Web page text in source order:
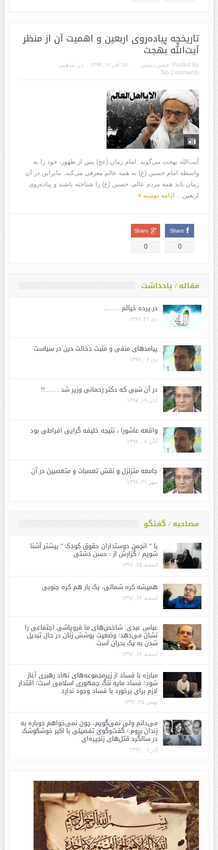
تاریخچه پیاده‌روی اربعین و اهمیت آن از منظر
آیت‌الله بهجت
Posted By: حسن دشتی on: آذر ۱۲, ۱۳۹۴ در: مذهبی
No Comments
آیت‌الله بهجت می‌گوید: امام زمان (عج) پس از ظهور، خود را به
واسطه امام حسین (ع) به همه عالم معرفی می‌کند، بنابراین در آن
زمان باید همه مردم عالم، حسین (ع) را شناخته باشند و پیاده‌روی
اربعین... ادامه نوشته
Share
0
Share
0
مقاله / یادداشت
در پرده خیالم ……..
دی ۲۱, ۱۳۹۷
پیامدهای منفی و مثبت دخالت دین در سیاست
دی ۰۶, ۱۳۹۷
در آن شبی که دکتر رحمانی وزیر شد …….!!
آبان ۱۹, ۱۳۹۷
واقعه عاشورا ، نتیجه خلیفه گرایی افراطی بود
آبان ۰۸, ۱۳۹۷
جامعه متزلزل و نقش تعصبات و متعصبین در آن
مهر ۲۱, ۱۳۹۷
مصاحبه / گفتگو
با ” انجمن دوستداران حقوق کودک ” بیشتر آشنا
شویم / گزارش از : حسن دشتی
اسفند ۲۵, ۱۳۹۶
همیشه کره شمالی، یک بار هم کره جنوبی
اسفند ۱۲, ۱۳۹۶
عباس عبدی: شاخص‌های ما فروپاشی اجتماعی را
نشان می‌دهد/ وضعیت پوشش زنان در حال تبدیل
شدن به یک بحران است
اسفند ۱۲, ۱۳۹۶
مبارزه با فساد از زیرمجموعه‌های نهاد رهبری آغاز
شود/ فساد مایه ننگ جمهوری اسلامی است/ اقتدار
لازم برای برخورد با فساد وجود ندارد
بهمن ۲۵, ۱۳۹۶
می‌دانم ولی نمی‌گویم، چون نمی‌خواهم دوباره به
زندان بروم / گفت‌وگوی تفصیلی با اکبر خوشکوشک
در سالگرد قتل‌های زنجیره‌ای
آذر ۰۱, ۱۳۹۶